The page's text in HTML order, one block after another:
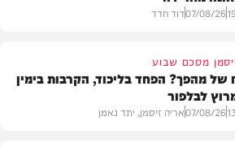
07/08/26דוד חדד
מסכם שבוע
של מהפך? הפחד בליכוד, הקרבות בימין
לבלפור
07/08/26אריה זיסמן, יתד נאמן